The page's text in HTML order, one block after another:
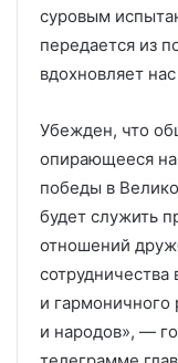
суровым
передается из
вдохновляет
Убежден, что
опирающееся
победы в
будет служить
отношений
и гармоничного
и народов», —